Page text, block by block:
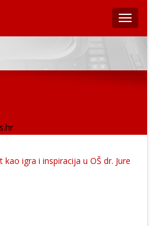
kao igra i inspiracija u OŠ dr. Jure